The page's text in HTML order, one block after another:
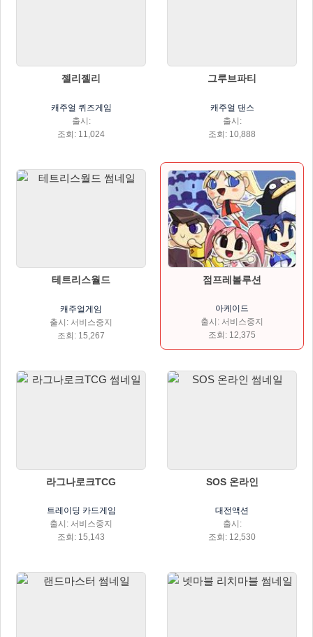
젤리젤리
캐주얼 퀴즈게임
출시:
조회: 11,024
그루브파티
캐주얼 댄스
출시:
조회: 10,888
테트리스월드
캐주얼게임
출시: 서비스중지
조회: 15,267
점프레볼루션
아케이드
출시: 서비스중지
조회: 12,375
라그나로크TCG
트레이딩 카드게임
출시: 서비스중지
조회: 15,143
SOS 온라인
대전액션
출시:
조회: 12,530